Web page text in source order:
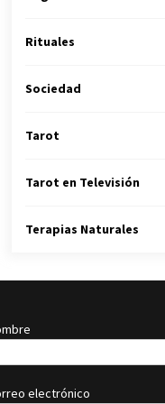
Rituales
Sociedad
Tarot
Tarot en Televisión
Terapias Naturales
electrónico